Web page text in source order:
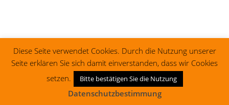
Diese Seite verwendet Cookies. Durch die Nutzung unserer
Seite erklären Sie sich damit einverstanden, dass wir Cookies
setzen.
Bitte bestätigen Sie die Nutzung
Datenschutzbestimmung